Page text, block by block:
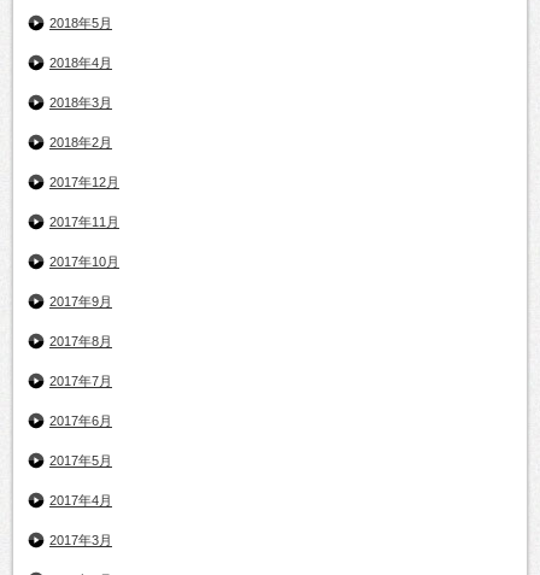
2018年5月
2018年4月
2018年3月
2018年2月
2017年12月
2017年11月
2017年10月
2017年9月
2017年8月
2017年7月
2017年6月
2017年5月
2017年4月
2017年3月